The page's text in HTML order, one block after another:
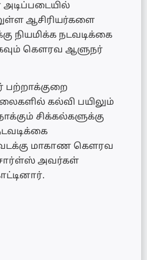
ஆசிரியர்களை
நியமிக்க நடவடிக்கை
கௌரவ ஆளுநர்
பற்றாக்குறை
கல்வி பயிலும்
சிக்கல்களுக்கு
வடக்கு மாகாண கௌரவ
அவர்கள்